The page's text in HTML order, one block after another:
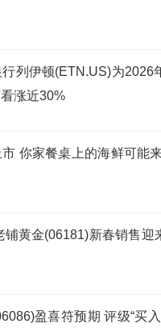
列伊顿(ETN.US)为2026
涨近30%
你家餐桌上的海鲜可能
铺黄金(06181)新春销售迎
盈喜符预期 评级“买